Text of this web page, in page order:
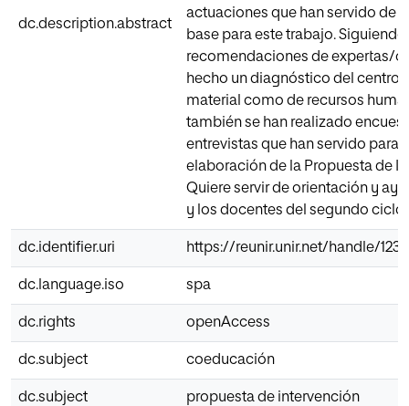
dc.description.abstract
actuaciones que han servido de
base para este trabajo. Siguiendo
recomendaciones de expertas/
hecho un diagnóstico del centro,
material como de recursos
también se han realizado
entrevistas que han servido para
elaboración de la Propuesta de
Quiere servir de orientación y
y los docentes del segundo ciclo
dc.identifier.uri https://reunir.unir.net/handle/
dc.language.iso spa
dc.rights openAccess
dc.subject coeducación
dc.subject propuesta de intervención